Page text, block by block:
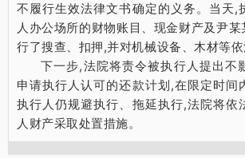
不履行生效法律文书确定的义务。当天,
人办公场所的财物账目、现金财产及尹
行了搜查、扣押,并对机械设备、木材等依
下一步,法院将责令被执行人提出不
申请执行人认可的还款计划,在限定时间
执行人仍规避执行、拖延执行,法院将依
人财产采取处置措施。